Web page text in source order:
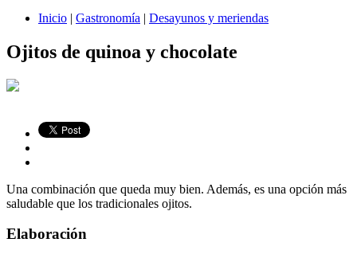
Inicio | Gastronomía | Desayunos y meriendas
Ojitos de quinoa y chocolate
Una combinación que queda muy bien. Además, es una opción más
saludable que los tradicionales ojitos.
Elaboración